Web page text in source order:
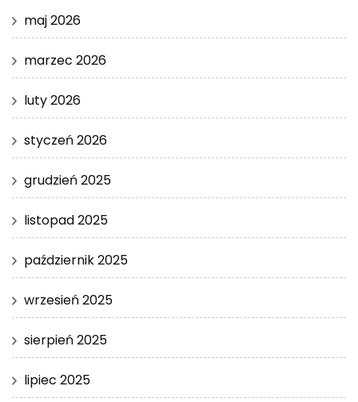
maj 2026
marzec 2026
luty 2026
styczeń 2026
grudzień 2025
listopad 2025
październik 2025
wrzesień 2025
sierpień 2025
lipiec 2025